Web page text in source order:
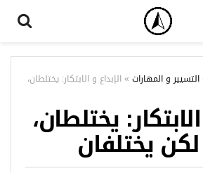
التسيير و المهارات »الإبداع و الابتكار: يختلطان،
يختلطان،
يختلفان